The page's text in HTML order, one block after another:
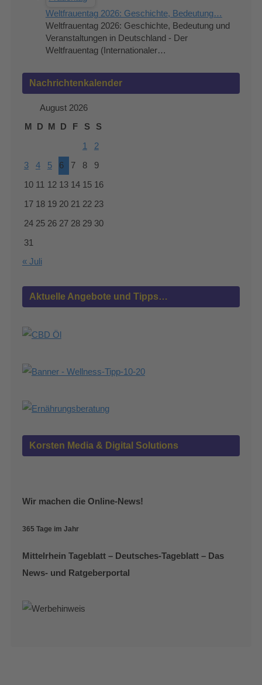
Weltfrauentag 2026: Geschichte, Bedeutung…
Weltfrauentag 2026: Geschichte, Bedeutung und
Veranstaltungen in Deutschland - Der
Weltfrauentag (Internationaler…
Nachrichtenkalender
August 2026
M
D M D F S S
1 2
3 4 5 6 7 8 9
10 11 12 13 14 15 16
17 18 19 20 21 22 23
24 25 26 27 28 29 30
31
« Juli
Aktuelle Angebote und Tipps…
Korsten Media & Digital Solutions
Wir machen die Online-News!
365 Tage im Jahr
Mittelrhein Tageblatt – Deutsches-Tageblatt – Das
News- und Ratgeberportal